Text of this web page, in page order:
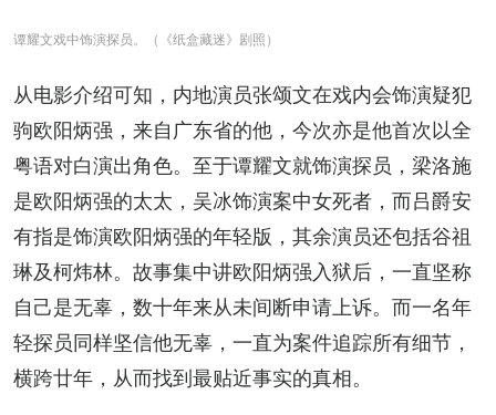
谭耀文戏中饰演探员。（《纸盒藏迷》剧照）
从电影介绍可知，内地演员张颂文在戏内会饰演疑犯
驹欧阳炳强，来自广东省的他，今次亦是他首次以全
粤语对白演出角色。至于谭耀文就饰演探员，梁洛施
是欧阳炳强的太太，吴冰饰演案中女死者，而吕爵安
有指是饰演欧阳炳强的年轻版，其余演员还包括谷祖
琳及柯炜林。故事集中讲欧阳炳强入狱后，一直坚称
自己是无辜，数十年来从未间断申请上诉。而一名年
轻探员同样坚信他无辜，一直为案件追踪所有细节，
横跨廿年，从而找到最贴近事实的真相。